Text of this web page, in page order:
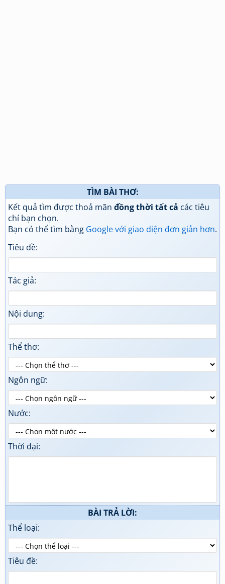
TÌM BÀI THƠ:
Kết quả tìm được thoả mãn đồng thời tất cả các tiêu
chí bạn chọn.
Bạn có thể tìm bằng Google với giao diện đơn giản hơn.
Tiêu đề:
Tác giả:
Nội dung:
Thể thơ:
Ngôn ngữ:
Nước:
Thời đại:
BÀI TRẢ LỜI:
Thể loại:
Tiêu đề: